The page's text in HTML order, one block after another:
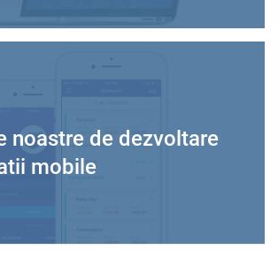
noastre de dezvoltare
mobile